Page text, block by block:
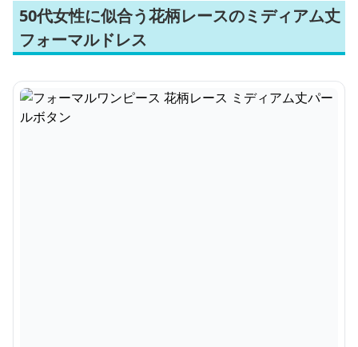
50代女性に似合う花柄レースのミディアム丈
フォーマルドレス